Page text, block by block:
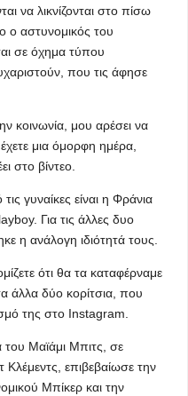
να λικνίζονται στο πίσω
ο αστυνομικός του
σε όχημα τύπου
που τις άφησε
κοινωνία, μου αρέσει να
μια όμορφη ημέρα,
στο βίντεο.
γυναίκες είναι η Φράνια
Για τις άλλες δυο
η ανάλογη ιδιότητά τους.
ότι θα τα καταφέρναμε
άλλα δύο κορίτσια, που
της στο Instagram.
Μαϊάμι Μπιτς, σε
επιβεβαίωσε την
Μπίκερ και την